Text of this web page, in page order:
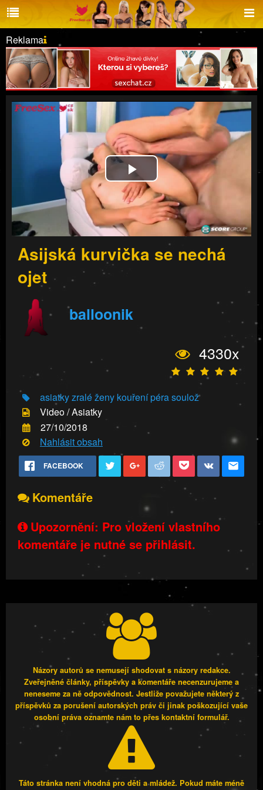
Reklama
Play
Video
Asijská kurvička se nechá
ojet
balloonik
4330x
asiatkyzralé ženy kouření pérasoulož
Video / Asiatky
27/10/2018
Nahlásit obsah
FACEBOOK
Komentáře
Upozornění: Pro vložení vlastního
komentáře je nutné se přihlásit.
Názory autorů se nemusejí shodovat s názory redakce.
Zveřejněné články, příspěvky a komentáře necenzurujeme a
neneseme za ně odpovědnost. Jestliže považujete některý z
příspěvků za porušení autorských práv či jinak poškozující vaše
osobní práva oznamte nám to přes kontaktní formulář.
Táto stránka není vhodná pro děti a mládež. Pokud máte méně